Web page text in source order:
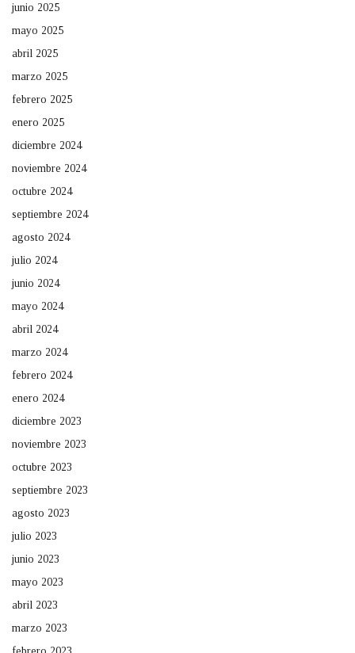
junio 2025
mayo 2025
abril 2025
marzo 2025
febrero 2025
enero 2025
diciembre 2024
noviembre 2024
octubre 2024
septiembre 2024
agosto 2024
julio 2024
junio 2024
mayo 2024
abril 2024
marzo 2024
febrero 2024
enero 2024
diciembre 2023
noviembre 2023
octubre 2023
septiembre 2023
agosto 2023
julio 2023
junio 2023
mayo 2023
abril 2023
marzo 2023